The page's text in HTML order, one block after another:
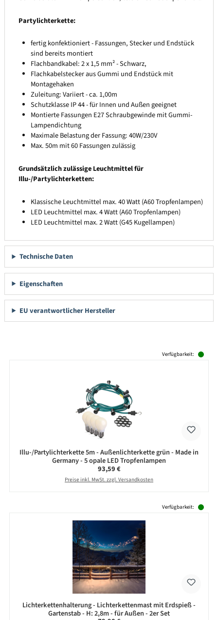
Partylichterkette:
fertig konfektioniert - Fassungen, Stecker und Endstück
sind bereits montiert
Flachbandkabel: 2 x 1,5 mm² - Schwarz,
Flachkabelstecker aus Gummi und Endstück mit
Montagehaken
Zuleitung: Variiert - ca. 1,00m
Schutzklasse IP 44 - für Innen und Außen geeignet
Montierte Fassungen E27 Schraubgewinde mit Gummi-
Lampendichtung
Maximale Belastung der Fassung: 40W/230V
Max. 50m mit 60 Fassungen zulässig
Grundsätzlich zulässige Leuchtmittel für
Illu-/Partylichterketten:
Klassische Leuchtmittel max. 40 Watt (A60 Tropfenlampen)
LED Leuchtmittel max. 4 Watt (A60 Tropfenlampen)
LED Leuchtmittel max. 2 Watt (G45 Kugellampen)
Technische Daten
Eigenschaften
EU verantwortlicher Hersteller
Verfügbarkeit:
Illu-/Partylichterkette 5m - Außenlichterkette grün - Made in
Germany - 5 opale LED Tropfenlampen
Regulärer Preis:
93,59 €
Preise inkl. MwSt. zzgl. Versandkosten
Verfügbarkeit:
Lichterkettenhalterung - Lichterkettenmast mit Erdspieß -
Gartenstab - H: 2,8m - für Außen - 2er Set